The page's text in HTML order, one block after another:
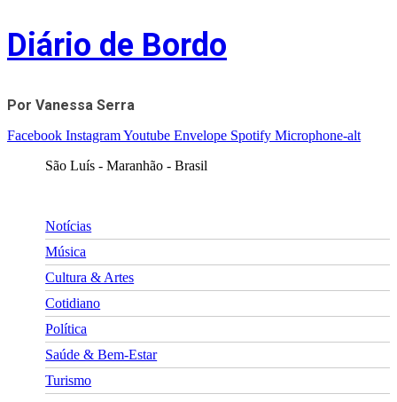
Skip
to
content
Diário de Bordo
Por Vanessa Serra
Facebook InstagramYoutube Envelope Spotify Microphone-alt
São Luís - Maranhão - Brasil
Notícias
Música
Cultura & Artes
Cotidiano
Política
Saúde & Bem-Estar
Turismo